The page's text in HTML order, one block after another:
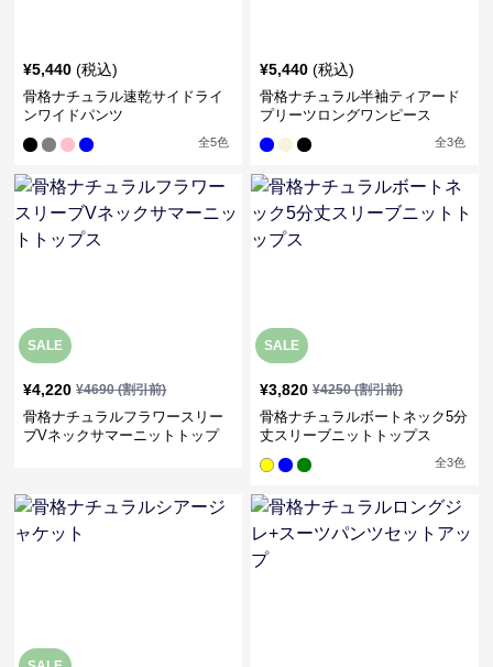
¥5,440 (税込)
骨格ナチュラル速乾サイドライ
ンワイドパンツ
全5色
¥5,440 (税込)
骨格ナチュラル半袖ティアード
プリーツロングワンピース
全3色
SALE
¥4,220 ¥4690(割引前)
骨格ナチュラルフラワースリー
ブVネックサマーニットトップ
SALE
¥3,820 ¥4250(割引前)
骨格ナチュラルボートネック5分
丈スリーブニットトップス
全3色